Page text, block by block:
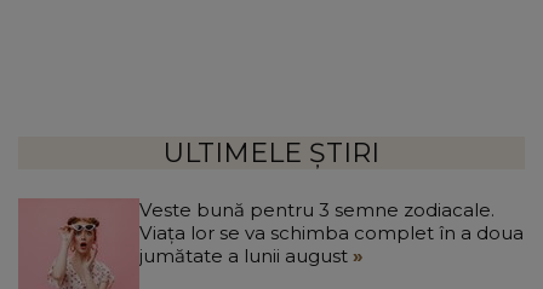
ULTIMELE ȘTIRI
Veste bună pentru 3 semne zodiacale.
Viața lor se va schimba complet în a doua
jumătate a lunii august